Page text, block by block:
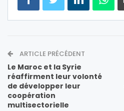
ARTICLE PRÉCÉDENT
Le Maroc et la Syrie
réaffirment leur volonté
de développer leur
coopération
multisectorielle